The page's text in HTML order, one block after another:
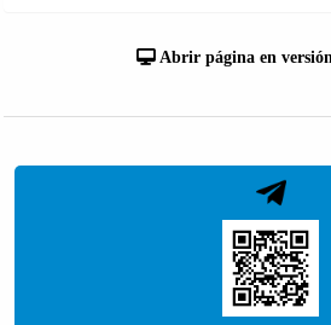
Abrir página en